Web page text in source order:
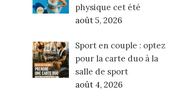
physique cet été
août 5, 2026
Sport en couple : optez
pour la carte duo à la
salle de sport
août 4, 2026